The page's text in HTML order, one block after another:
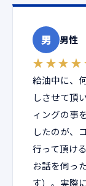
男 男性
給油中に、
しさせて頂
ィングの事
したのが、
行って頂け
お話を伺っ
す）。実際